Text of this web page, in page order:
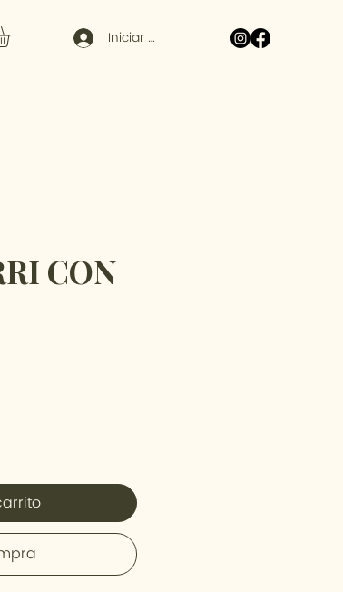
Iniciar sesión
CON